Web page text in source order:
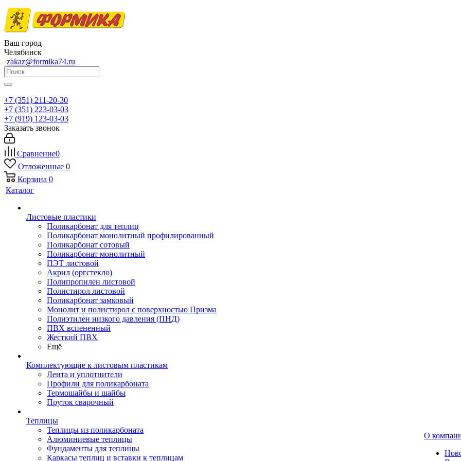
Ваш город
Челябинск
zakaz@formika74.ru
+7 (351) 211-20-30
+7 (351) 223-03-03
+7 (919) 123-03-03
Заказать звонок
Сравнение0
Отложенные 0
Корзина 0
Каталог
Листовые пластики
Поликарбонат для теплиц
Поликарбонат монолитный профилированный
Поликарбонат сотовый
Поликарбонат монолитный
ПЭТ листовой
Акрил (оргстекло)
Полипропилен листовой
Полистирол листовой
Поликарбонат замковый
Монолит и полистирол с поверхностью Призма
Полиэтилен низкого давления (ПНД)
ПВХ вспененный
Жесткий ПВХ
Ещё
Комплектующие к листовым пластикам
Лента и уплотнители
Профили для поликарбоната
Термошайбы и шайбы
Пруток сварочный
Теплицы
Теплицы из поликарбоната
Алюминиевые теплицы
Фундаменты для теплицы
Каркасы теплиц и вставки к теплицам
О